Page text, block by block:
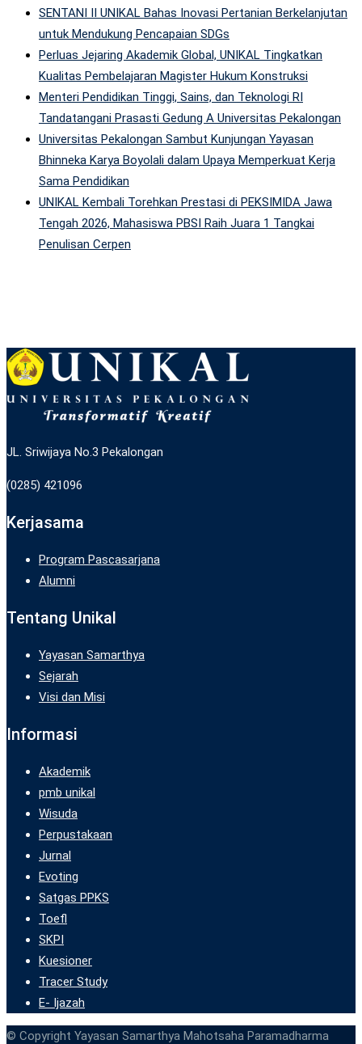
SENTANI II UNIKAL Bahas Inovasi Pertanian Berkelanjutan
untuk Mendukung Pencapaian SDGs
Perluas Jejaring Akademik Global, UNIKAL Tingkatkan
Kualitas Pembelajaran Magister Hukum Konstruksi
Menteri Pendidikan Tinggi, Sains, dan Teknologi RI
Tandatangani Prasasti Gedung A Universitas Pekalongan
Universitas Pekalongan Sambut Kunjungan Yayasan
Bhinneka Karya Boyolali dalam Upaya Memperkuat Kerja
Sama Pendidikan
UNIKAL Kembali Torehkan Prestasi di PEKSIMIDA Jawa
Tengah 2026, Mahasiswa PBSI Raih Juara 1 Tangkai
Penulisan Cerpen
JL. Sriwijaya No.3 Pekalongan
(0285) 421096
Kerjasama
Program Pascasarjana
Alumni
Tentang Unikal
Yayasan Samarthya
Sejarah
Visi dan Misi
Informasi
Akademik
pmb unikal
Wisuda
Perpustakaan
Jurnal
Evoting
Satgas PPKS
Toefl
SKPI
Kuesioner
Tracer Study
E- Ijazah
© Copyright Yayasan Samarthya Mahotsaha Paramadharma